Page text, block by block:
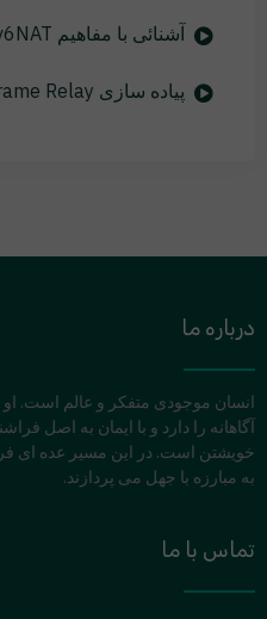
آشنائی با مفاهیم IPv6NAT
پیاده سازی Frame Relay
درباره ما
انسان موجودی متفکر و عالم است. او
آگاهانه را دارد و با ایمان به اصل
خویشتن است. در این مسیر عده ای
به مبارزه با جهل می پردازند.
تماس با ما